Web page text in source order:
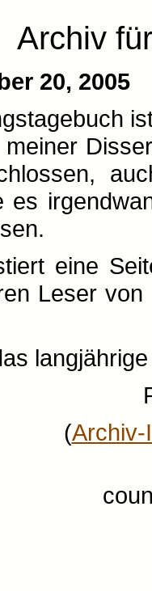
Archiv
20, 2005
es
eine
Leser
(Archiv-